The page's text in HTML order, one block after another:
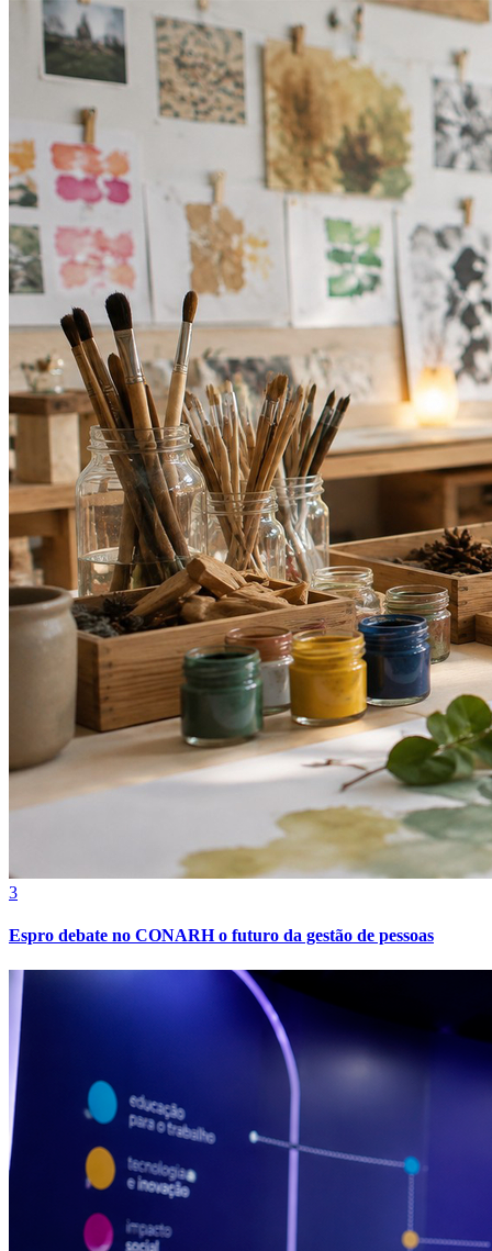
Bahia
Fortaleza
3
Espro debate no CONARH o futuro da gestão de pessoas